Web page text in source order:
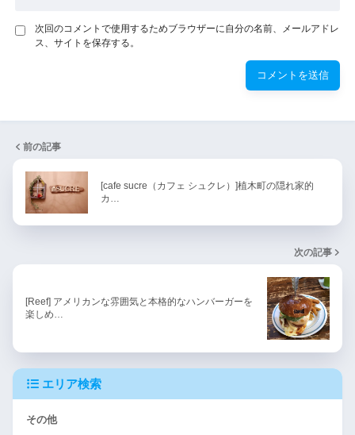
次回のコメントで使用するためブラウザーに自分の名前、メールアドレ
ス、サイトを保存する。
前の記事
[cafe sucre（カフェ シュクレ）]植木町の隠れ家的
カ…
次の記事
[Reef] アメリカンな雰囲気と本格的なハンバーガーを
楽しめ…
エリア検索
その他